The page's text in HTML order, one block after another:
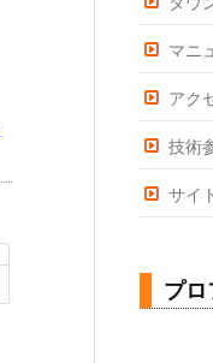
マニ
アク
技術
サイ
プロ